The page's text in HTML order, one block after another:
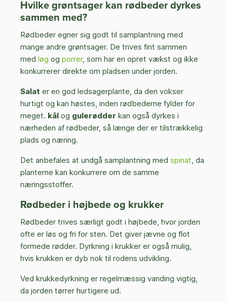
Hvilke grøntsager kan rødbeder dyrkes
sammen med?
Rødbeder egner sig godt til samplantning med
mange andre grøntsager. De trives fint sammen
med løg og porrer, som har en opret vækst og ikke
konkurrerer direkte om pladsen under jorden.
Salat er en god ledsagerplante, da den vokser
hurtigt og kan høstes, inden rødbederne fylder for
meget. kål og gulerødder kan også dyrkes i
nærheden af rødbeder, så længe der er tilstrækkelig
plads og næring.
Det anbefales at undgå samplantning med spinat, da
planterne kan konkurrere om de samme
næringsstoffer.
Rødbeder i højbede og krukker
Rødbeder trives særligt godt i højbede, hvor jorden
ofte er løs og fri for sten. Det giver jævne og flot
formede rødder. Dyrkning i krukker er også mulig,
hvis krukken er dyb nok til rodens udvikling.
Ved krukkedyrkning er regelmæssig vanding vigtig,
da jorden tørrer hurtigere ud.